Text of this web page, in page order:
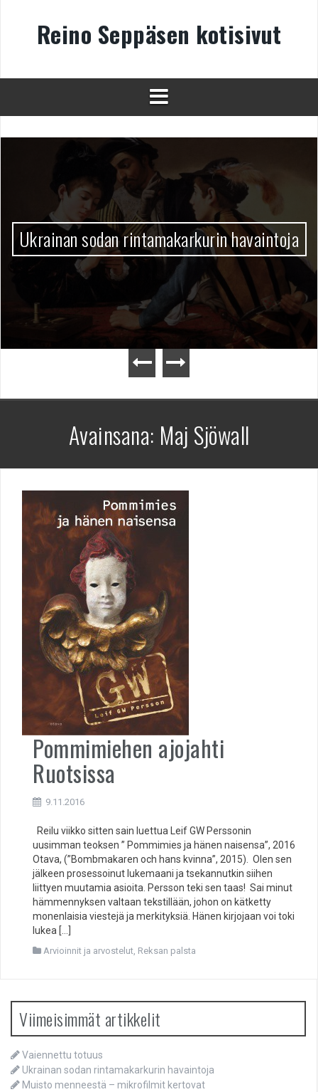
Reino Seppäsen kotisivut
Ukrainan sodan rintamakarkurin havaintoja
Avainsana: Maj Sjöwall
Pommimiehen ajojahti
Ruotsissa
9.11.2016
Reilu viikko sitten sain luettua Leif GW Perssonin
uusimman teoksen ” Pommimies ja hänen naisensa”, 2016
Otava, (”Bombmakaren och hans kvinna”, 2015). Olen sen
jälkeen prosessoinut lukemaani ja tsekannutkin siihen
liittyen muutamia asioita. Persson teki sen taas! Sai minut
hämmennyksen valtaan tekstillään, johon on kätketty
monenlaisia viestejä ja merkityksiä. Hänen kirjojaan voi toki
lukea […]
Arvioinnit ja arvostelut, Reksan palsta
Viimeisimmät artikkelit
Vaiennettu totuus
Ukrainan sodan rintamakarkurin havaintoja
Muisto menneestä – mikrofilmit kertovat